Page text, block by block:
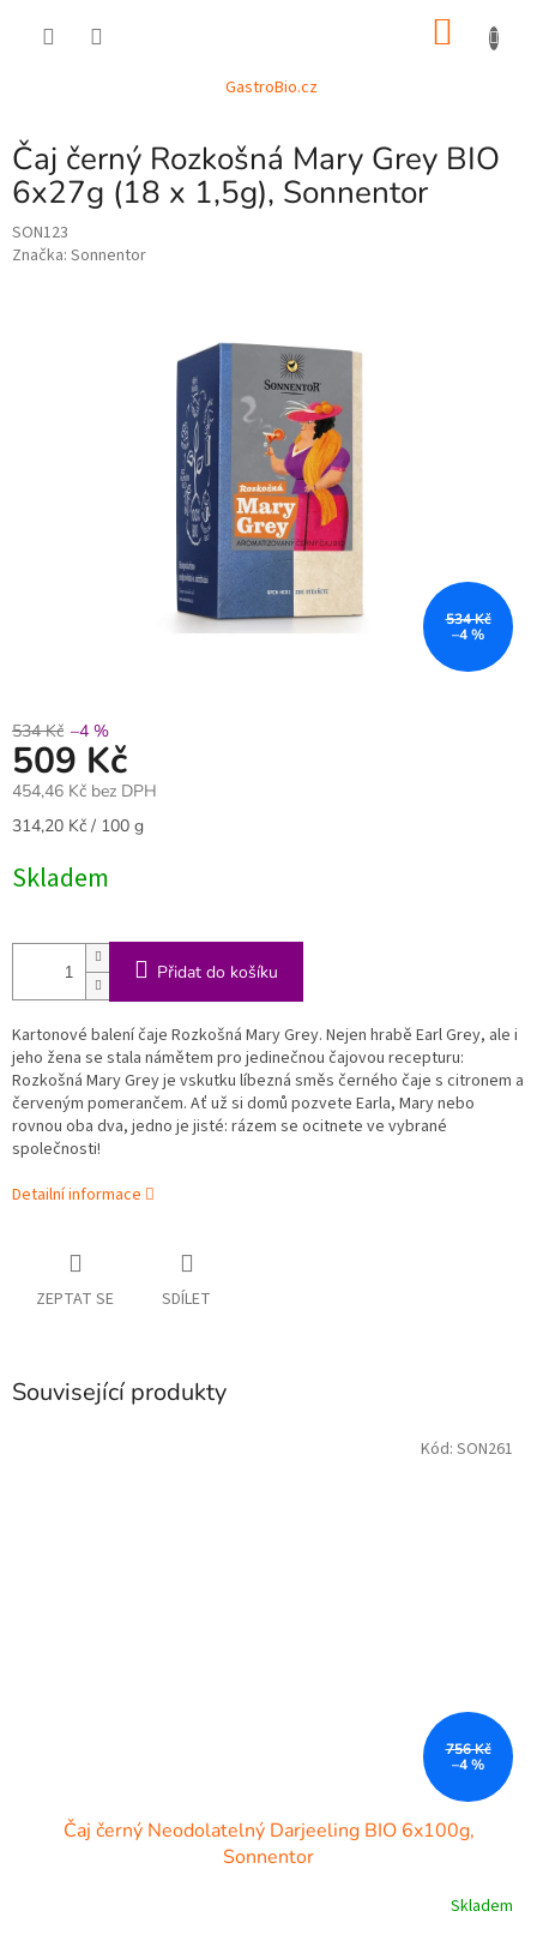
GastroBio.cz
Čaj černý Rozkošná Mary Grey BIO
6x27g (18 x 1,5g), Sonnentor
SON123
Značka: Sonnentor
534 Kč
–4 %
534 Kč –4 %
509 Kč
454,46 Kč bez DPH
Měrná
314,20 Kč / 100 g
Skladem
Přidat do košíku
Kartonové balení čaje Rozkošná Mary Grey. Nejen hrabě Earl Grey, ale i
jeho žena se stala námětem pro jedinečnou čajovou recepturu:
Rozkošná Mary Grey je vskutku líbezná směs černého čaje s citronem a
červeným pomerančem. Ať už si domů pozvete Earla, Mary nebo
rovnou oba dva, jedno je jisté: rázem se ocitnete ve vybrané
společnosti!
Detailní informace
ZEPTAT SE SDÍLET
Související produkty
756 Kč
–4 %
Čaj černý Neodolatelný Darjeeling BIO 6x100g,
Sonnentor
Skladem
Kód: SON261